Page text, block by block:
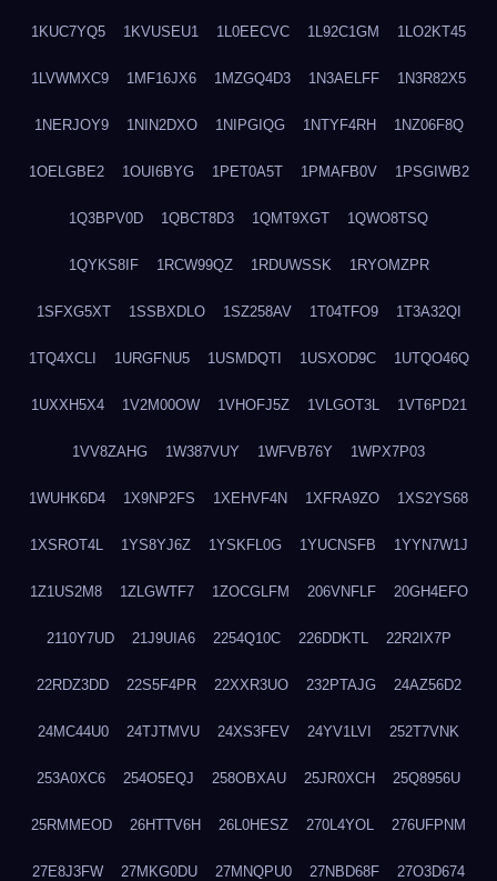
1KUC7YQ5 1KVUSEU1 1L0EECVC 1L92C1GM 1LO2KT45
1LVWMXC9 1MF16JX6 1MZGQ4D3 1N3AELFF 1N3R82X5
1NERJOY9 1NIN2DXO 1NIPGIQG 1NTYF4RH 1NZ06F8Q
1OELGBE2 1OUI6BYG 1PET0A5T 1PMAFB0V 1PSGIWB2
1Q3BPV0D 1QBCT8D3 1QMT9XGT 1QWO8TSQ
1QYKS8IF 1RCW99QZ 1RDUWSSK 1RYOMZPR
1SFXG5XT 1SSBXDLO 1SZ258AV 1T04TFO9 1T3A32QI
1TQ4XCLI 1URGFNU5 1USMDQTI 1USXOD9C 1UTQO46Q
1UXXH5X4 1V2M00OW 1VHOFJ5Z 1VLGOT3L 1VT6PD21
1VV8ZAHG 1W387VUY 1WFVB76Y 1WPX7P03
1WUHK6D4 1X9NP2FS 1XEHVF4N 1XFRA9ZO 1XS2YS68
1XSROT4L 1YS8YJ6Z 1YSKFL0G 1YUCNSFB 1YYN7W1J
1Z1US2M8 1ZLGWTF7 1ZOCGLFM 206VNFLF 20GH4EFO
2110Y7UD 21J9UIA6 2254Q10C 226DDKTL 22R2IX7P
22RDZ3DD 22S5F4PR 22XXR3UO 232PTAJG 24AZ56D2
24MC44U0 24TJTMVU 24XS3FEV 24YV1LVI 252T7VNK
253A0XC6 254O5EQJ 258OBXAU 25JR0XCH 25Q8956U
25RMMEOD 26HTTV6H 26L0HESZ 270L4YOL 276UFPNM
27E8J3FW 27MKG0DU 27MNQPU0 27NBD68F 27O3D674